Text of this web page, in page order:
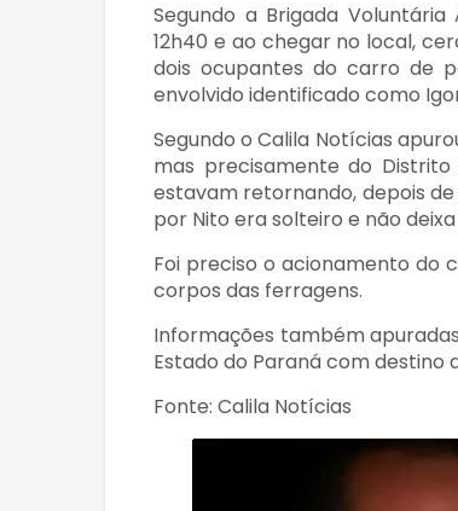
Segundo a Brigada
12h40 e ao chegar no local,
dois ocupantes do carro de
envolvido identificado como
Segundo o Calila Notícias
mas precisamente do
estavam retornando, depois
por Nito era solteiro e não
Foi preciso o acionamento do
corpos das ferragens.
Informações também
Estado do Paraná com destino
Fonte: Calila Notícias